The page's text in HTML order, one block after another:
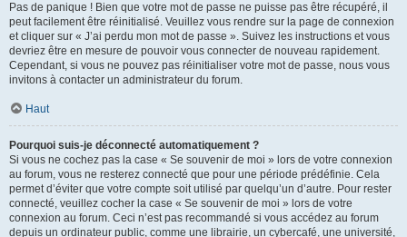
Pas de panique ! Bien que votre mot de passe ne puisse pas être récupéré, il
peut facilement être réinitialisé. Veuillez vous rendre sur la page de connexion
et cliquer sur « J’ai perdu mon mot de passe ». Suivez les instructions et vous
devriez être en mesure de pouvoir vous connecter de nouveau rapidement.
Cependant, si vous ne pouvez pas réinitialiser votre mot de passe, nous vous
invitons à contacter un administrateur du forum.
Haut
Pourquoi suis-je déconnecté automatiquement ?
Si vous ne cochez pas la case « Se souvenir de moi » lors de votre connexion
au forum, vous ne resterez connecté que pour une période prédéfinie. Cela
permet d’éviter que votre compte soit utilisé par quelqu’un d’autre. Pour rester
connecté, veuillez cocher la case « Se souvenir de moi » lors de votre
connexion au forum. Ceci n’est pas recommandé si vous accédez au forum
depuis un ordinateur public, comme une librairie, un cybercafé, une université,